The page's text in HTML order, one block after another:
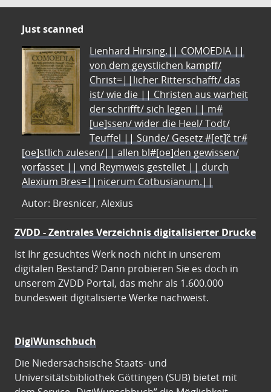
Just scanned
Lienhard Hirsing.|| COMOEDIA ||
von dem geystlichen kampff/
Christ=||licher Ritterschafft/ das
ist/ wie die || Christen aus warheit
der schrifft/ sich legen || m#
[ue]ssen/ wider die Heel/ Todt/
Teuffel || Sünde/ Gesetz #[et]c̃ tr#
[oe]stlich zulesen/|| allen bl#[oe]den gewissen/
vorfasset || vnd Reymweis gestellet || durch
Alexium Bres=||nicerum Cotbusianum.||
Autor: Bresnicer, Alexius
ZVDD - Zentrales Verzeichnis digitalisierter Drucke
Ist Ihr gesuchtes Werk noch nicht in unserem
digitalen Bestand? Dann probieren Sie es doch in
unserem ZVDD Portal, das mehr als 1.600.000
bundesweit digitalisierte Werke nachweist.
DigiWunschbuch
Die Niedersächsische Staats- und
Universitätsbibliothek Göttingen (SUB) bietet mit